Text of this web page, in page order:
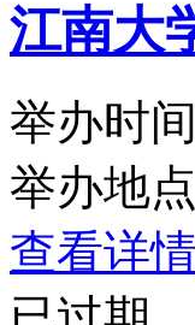
江南大
举办时
举办地
查看详情